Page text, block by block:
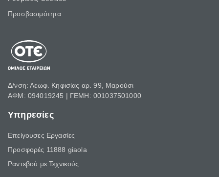
Προσβασιμότητα
Δ/νση: Λεωφ. Κηφισίας αρ. 99, Μαρούσι
ΑΦΜ: 094019245 | ΓΕΜΗ: 001037501000
Υπηρεσίες
Επείγουσες Εργασίες
Προσφορές 11888 giaola
Ραντεβού με Τεχνικούς